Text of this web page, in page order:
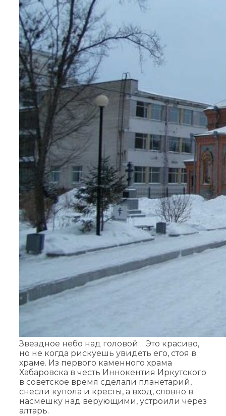
Звездное небо над головой… Это красиво,
но не когда рискуешь увидеть его, стоя в
храме. Из первого каменного храма
Хабаровска в честь Иннокентия Иркутского
в советское время сделали планетарий,
снесли купола и кресты, а вход, словно в
насмешку над верующими, устроили через
алтарь.